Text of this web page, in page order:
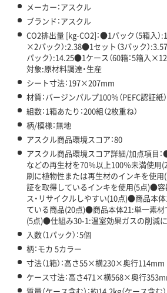
メーカー：アスクル
ブランド：アスクル
CO2排出量 [kg-CO2]：●1パック（5箱入）
×2パック）:2.38●1セット（3パック）
パック）:14.25●1ケース（60箱：5箱入
対象:原材料調達・生産
シート寸法：197×207mm
材質：バージンパルプ100％（PEFC認証紙）
組数：1箱あたり：200組（2枚重ね）
柄/模様：無地
アスクル商品環境スコア：80
アスクル商品環境スコア詳細/加点項目
などの再生材を70％以上100％未満使
刷に植物性または再生材のインキを使
証を取得しているインキを使用(5点)●容
ス・リサイクルしやすい(10点)●商品本
ている商品(20点)●商品本体21:単一素
(5点)●仕組み30-1:温室効果ガスの削減
入数（1パック）：5個
柄：モカ 5カラー
寸法（1箱）：高さ55×横230×奥行114mm
ケース寸法：高さ471×横568×奥行